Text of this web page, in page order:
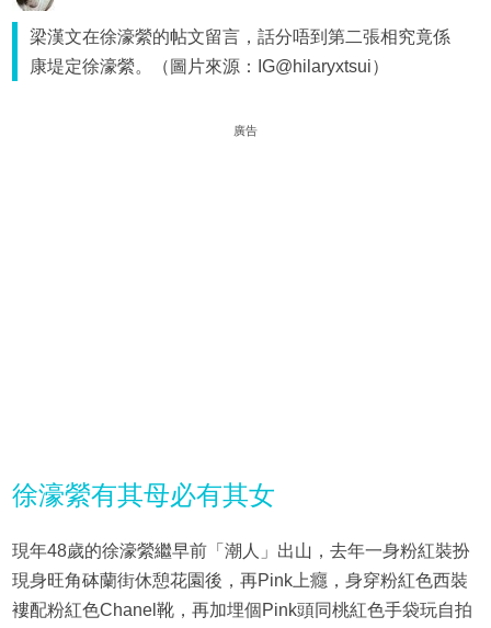
梁漢文在徐濠縈的帖文留言，話分唔到第二張相究竟係
康堤定徐濠縈。（圖片來源：IG@hilaryxtsui）
廣告
徐濠縈有其母必有其女
現年48歲的徐濠縈繼早前「潮人」出山，去年一身粉紅裝扮
現身旺角砵蘭街休憩花園後，再Pink上癮，身穿粉紅色西裝
褸配粉紅色Chanel靴，再加埋個Pink頭同桃紅色手袋玩自拍